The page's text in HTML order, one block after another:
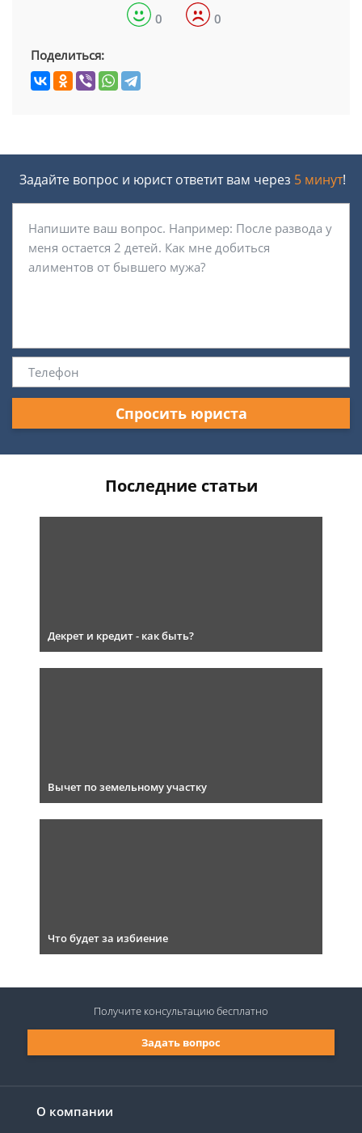
0 0
Поделиться:
Задайте вопрос и юрист ответит вам через 5 минут!
Спросить юриста
Последние статьи
Декрет и кредит - как быть?
Вычет по земельному участку
Что будет за избиение
О компании
Задать вопрос
Получите консультациюбесплатно